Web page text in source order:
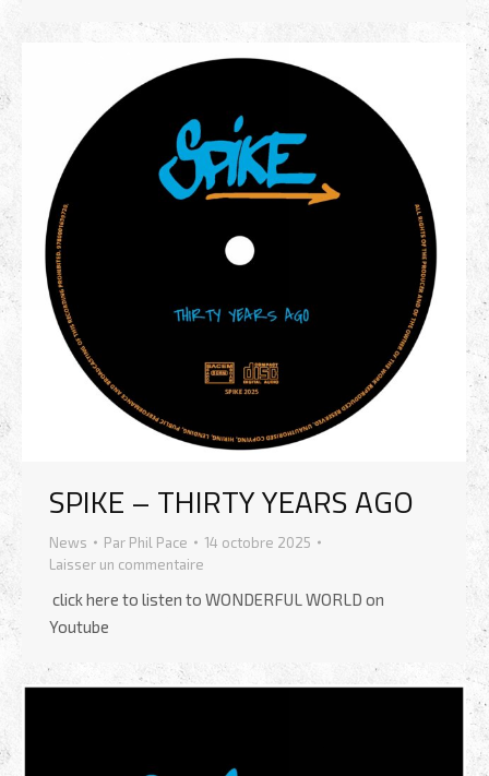
SPIKE – THIRTY YEARS AGO
News Par Phil Pace
14 octobre 2025
Laisser un commentaire
click here to listen to WONDERFUL WORLD on
Youtube